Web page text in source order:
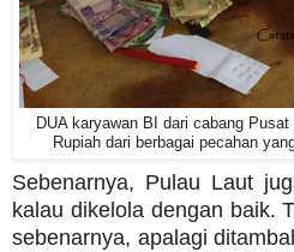
DUA karyawan BI dari cabang
Rupiah dari berbagai pecahan
Sebenarnya, Pulau Laut
kalau dikelola dengan baik.
sebenarnya, apalagi